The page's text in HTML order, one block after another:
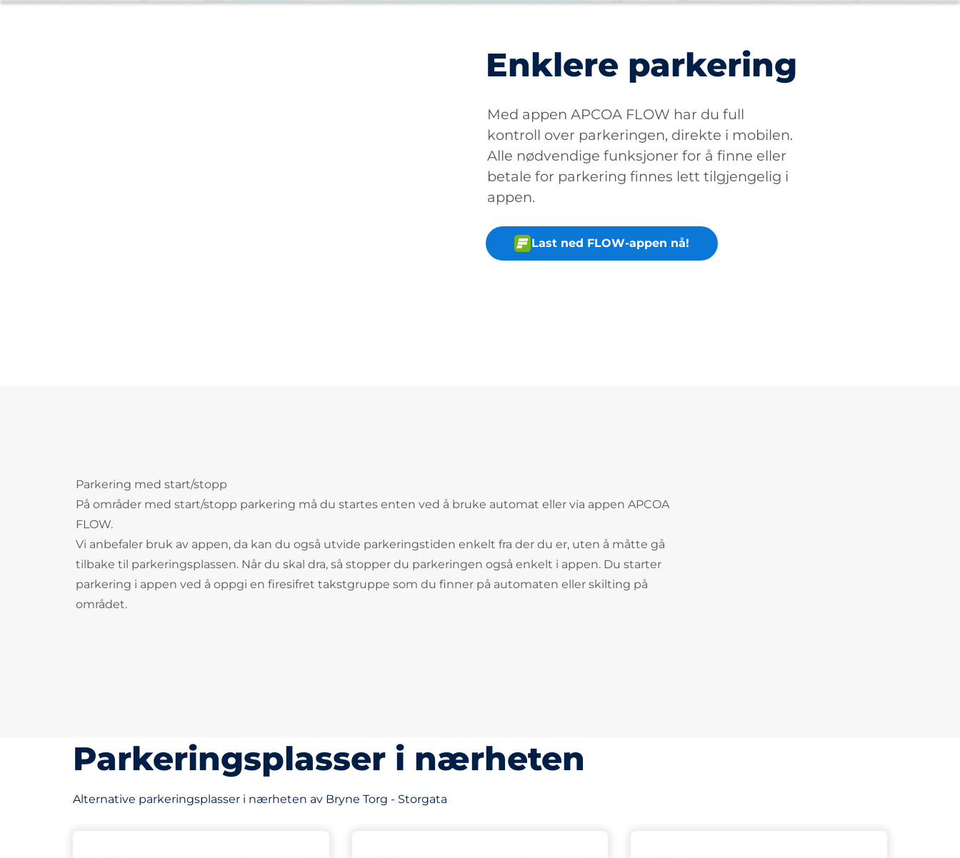
Enklere parkering
Med appen APCOA FLOW har du full
kontroll over parkeringen, direkte i mobilen.
Alle nødvendige funksjoner for å finne eller
betale for parkering finnes lett tilgjengelig i
appen.
Last ned FLOW-appen nå!
Parkering med start/stopp
På områder med start/stopp parkering må du startes enten ved å bruke automat eller via appen APCOA
FLOW.
Vi anbefaler bruk av appen, da kan du også utvide parkeringstiden enkelt fra der du er, uten å måtte gå
tilbake til parkeringsplassen. Når du skal dra, så stopper du parkeringen også enkelt i appen. Du starter
parkering i appen ved å oppgi en firesifret takstgruppe som du finner på automaten eller skilting på
området.
Parkeringsplasser i nærheten
Alternative parkeringsplasser i nærheten av Bryne Torg - Storgata